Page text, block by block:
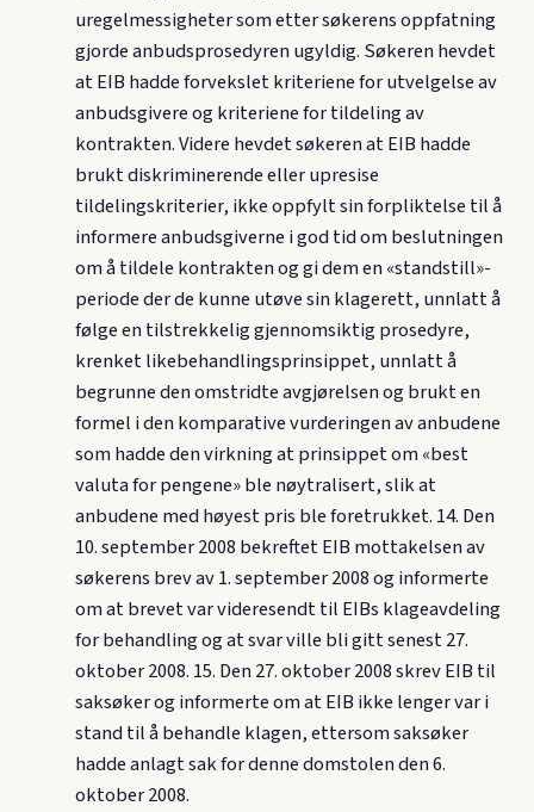
uregelmessigheter som etter søkerens oppfatning
gjorde anbudsprosedyren ugyldig. Søkeren hevdet
at EIB hadde forvekslet kriteriene for utvelgelse av
anbudsgivere og kriteriene for tildeling av
kontrakten. Videre hevdet søkeren at EIB hadde
brukt diskriminerende eller upresise
tildelingskriterier, ikke oppfylt sin forpliktelse til å
informere anbudsgiverne i god tid om beslutningen
om å tildele kontrakten og gi dem en «standstill»-
periode der de kunne utøve sin klagerett, unnlatt å
følge en tilstrekkelig gjennomsiktig prosedyre,
krenket likebehandlingsprinsippet, unnlatt å
begrunne den omstridte avgjørelsen og brukt en
formel i den komparative vurderingen av anbudene
som hadde den virkning at prinsippet om «best
valuta for pengene» ble nøytralisert, slik at
anbudene med høyest pris ble foretrukket. 14. Den
10. september 2008 bekreftet EIB mottakelsen av
søkerens brev av 1. september 2008 og informerte
om at brevet var videresendt til EIBs klageavdeling
for behandling og at svar ville bli gitt senest 27.
oktober 2008. 15. Den 27. oktober 2008 skrev EIB til
saksøker og informerte om at EIB ikke lenger var i
stand til å behandle klagen, ettersom saksøker
hadde anlagt sak for denne domstolen den 6.
oktober 2008.